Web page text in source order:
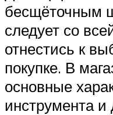
бесщёточным
следует со
отнестись к
покупке. В
основные
инструмента